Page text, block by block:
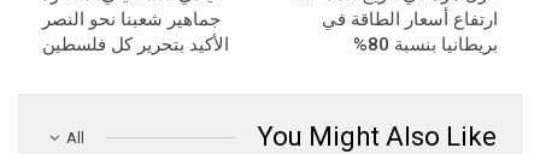
ارتفاع أسعار الطاقة في
بريطانيا بنسبة 80%
جماهير شعبنا نحو النصر
الأكيد بتحرير كل فلسطين
All You Might Also Like